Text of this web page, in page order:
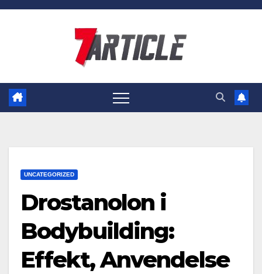
Skip
UNCATEGORIZED
Drostanolon i
Bodybuilding:
Effekt, Anvendelse